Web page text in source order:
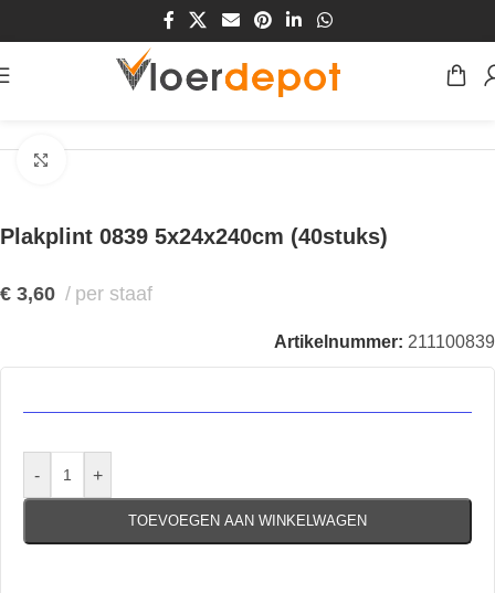
Plakplint 0839 5x24x240cm (40stuks)
€ 3,60 per staaf
Artikelnummer: 211100839
- +
TOEVOEGEN AAN WINKELWAGEN